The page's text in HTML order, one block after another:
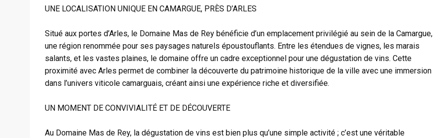
UNE LOCALISATION UNIQUE EN CAMARGUE, PRÈS D’ARLES
Situé aux portes d’Arles, le Domaine Mas de Rey bénéficie d’un emplacement privilégié au sein de la Camargue,
une région renommée pour ses paysages naturels époustouflants. Entre les étendues de vignes, les marais
salants, et les vastes plaines, le domaine offre un cadre exceptionnel pour une dégustation de vins. Cette
proximité avec Arles permet de combiner la découverte du patrimoine historique de la ville avec une immersion
dans l’univers viticole camarguais, créant ainsi une expérience riche et diversifiée.
UN MOMENT DE CONVIVIALITÉ ET DE DÉCOUVERTE
Au Domaine Mas de Rey, la dégustation de vins est bien plus qu’une simple activité ; c’est une véritable